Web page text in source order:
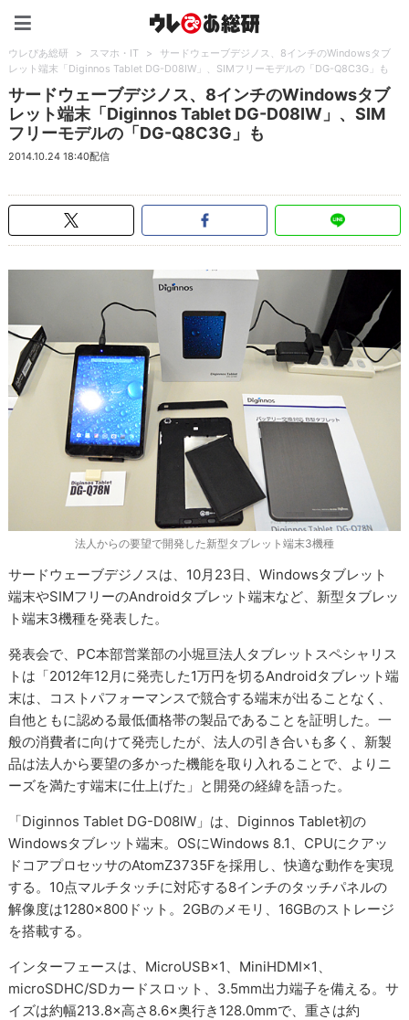
ウレぴあ総研 > スマホ・IT >
サードウェーブデジノス、8インチのWindowsタブ
レット端末「Diginnos Tablet DG-D08IW」、SIMフリーモデルの「DG-Q8C3G」も
サードウェーブデジノス、8インチのWindowsタブ
レット端末「Diginnos Tablet DG-D08IW」、SIM
フリーモデルの「DG-Q8C3G」も
2014.10.24 18:40配信
法人からの要望で開発した新型タブレット端末3機種
サードウェーブデジノスは、10月23日、Windowsタブレット
端末やSIMフリーのAndroidタブレット端末など、新型タブレッ
ト端末3機種を発表した。
発表会で、PC本部営業部の小堀亘法人タブレットスペシャリス
トは「2012年12月に発売した1万円を切るAndroidタブレット端
末は、コストパフォーマンスで競合する端末が出ることなく、
自他ともに認める最低価格帯の製品であることを証明した。一
般の消費者に向けて発売したが、法人の引き合いも多く、新製
品は法人から要望の多かった機能を取り入れることで、よりニ
ーズを満たす端末に仕上げた」と開発の経緯を語った。
「Diginnos Tablet DG-D08IW」は、Diginnos Tablet初の
Windowsタブレット端末。OSにWindows 8.1、CPUにクアッ
ドコアプロセッサのAtomZ3735Fを採用し、快適な動作を実現
する。10点マルチタッチに対応する8インチのタッチパネルの
解像度は1280×800ドット。2GBのメモリ、16GBのストレージ
を搭載する。
インターフェースは、MicroUSB×1、MiniHDMI×1、
microSDHC/SDカードスロット、3.5mm出力端子を備える。サ
イズは約幅213.8×高さ8.6×奥行き128.0mmで、重さは約